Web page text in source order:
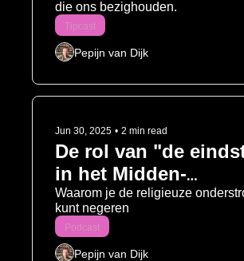
Tipcast
Pepijn van Dijk
Jun 30, 2025 • 2 min read
De rol van "de
in het Midden-
Oostenconflict
Waarom je de religieuze
kunt negeren
Podcast
Pepijn van Dijk